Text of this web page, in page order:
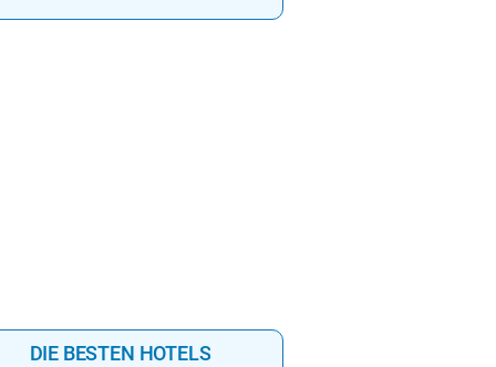
DIE BESTEN HOTELS